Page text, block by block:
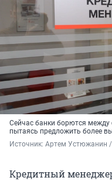
Сейчас банки борются между
пытаясь предложить более
Источник: Артем Устюжанин /
Кредитный